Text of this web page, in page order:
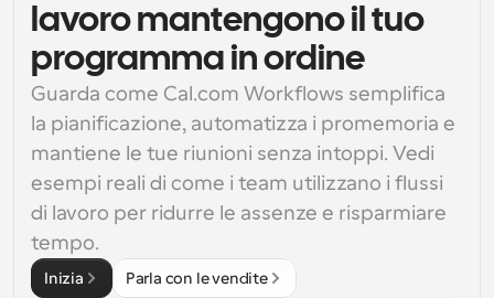
lavoro mantengono il tuo
programma in ordine
Guarda come Cal.com Workflows semplifica
la pianificazione, automatizza i promemoria e
mantiene le tue riunioni senza intoppi. Vedi
esempi reali di come i team utilizzano i flussi
di lavoro per ridurre le assenze e risparmiare
tempo.
Inizia Parla con le vendite